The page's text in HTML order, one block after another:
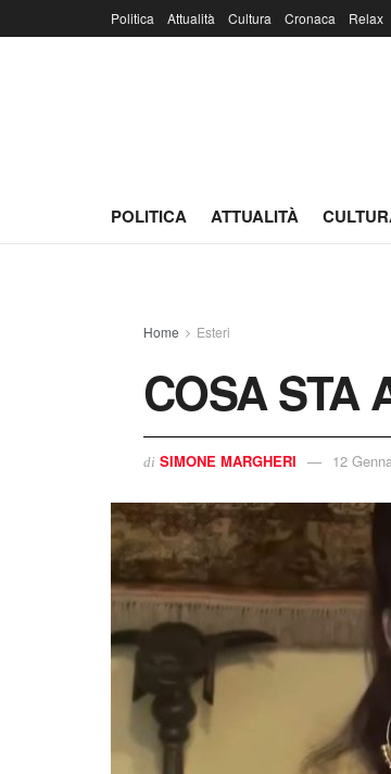
Politica Attualità Cultura Cronaca Relax
POLITICA ATTUALITÀ
Home Esteri
COSA STA
di SIMONE MARGHERI 12